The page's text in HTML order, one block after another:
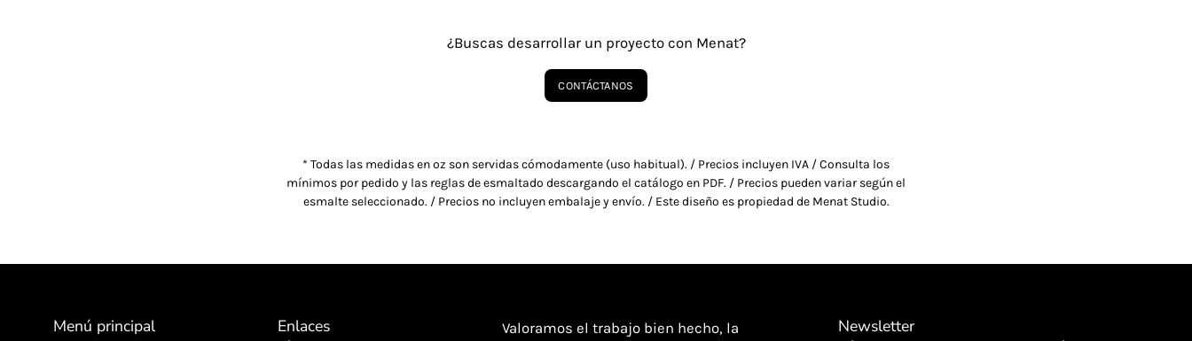
¿Buscas desarrollar un proyecto con Menat?
CONTÁCTANOS
* Todas las medidas en oz son servidas cómodamente (uso habitual). / Precios incluyen IVA / Consulta los
mínimos por pedido y las reglas de esmaltado descargando el catálogo en PDF. / Precios pueden variar según el
esmalte seleccionado. / Precios no incluyen embalaje y envío. / Este diseño es propiedad de Menat Studio.
Menú principal Enlaces Valoramos el trabajo bien hecho, la Newsletter